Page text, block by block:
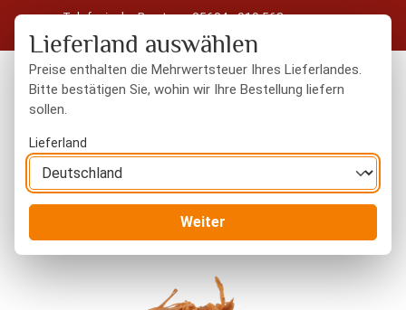
Zum Hauptinhalt springen
Telefonische Beratung: 05604 - 919 563
Kostenloser Versand in Deutschland ab 50 € Warenwert
Lieferland auswählen
Preise enthalten die Mehrwertsteuer Ihres Lieferlandes.
Bitte bestätigen Sie, wohin wir Ihre Bestellung liefern
sollen.
Lieferland
Weiter